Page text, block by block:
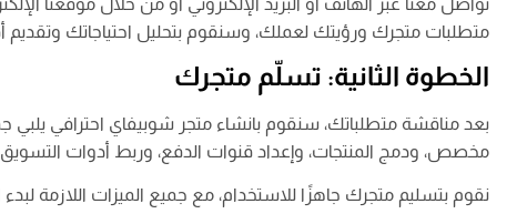
متطلبات متجرك ورؤيتك لعملك، وسنقوم بتحليل احتياجاتك وتقديم
الخطوة الثانية: تسلّم متجرك
بعد مناقشة متطلباتك، سنقوم بانشاء متجر شوبيفاي احترافي يلبي
مخصص، ودمج المنتجات، وإعداد قنوات الدفع، وربط أدوات
نقوم بتسليم متجرك جاهزًا للاستخدام، مع جميع الميزات اللازمة